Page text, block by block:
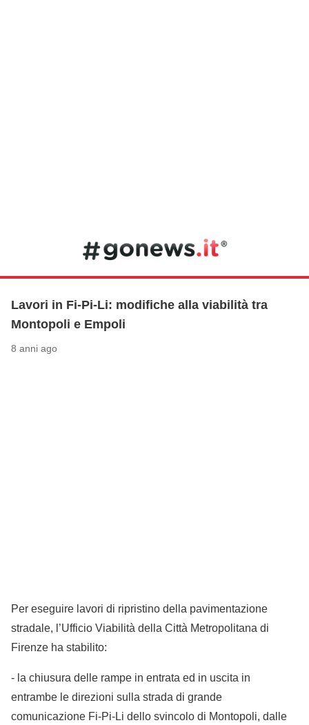
Lavori in Fi-Pi-Li: modifiche alla viabilità tra
Montopoli e Empoli
8 anni ago
Per eseguire lavori di ripristino della pavimentazione
stradale, l’Ufficio Viabilità della Città Metropolitana di
Firenze ha stabilito:
- la chiusura delle rampe in entrata ed in uscita in
entrambe le direzioni sulla strada di grande
comunicazione Fi-Pi-Li dello svincolo di Montopoli, dalle